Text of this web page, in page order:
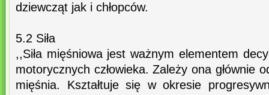
dziewcząt jak i chłopców.
5.2 Siła
,,Siła mięśniowa jest ważnym elementem
motorycznych człowieka. Zależy ona głównie
mięśnia. Kształtuje się w okresie